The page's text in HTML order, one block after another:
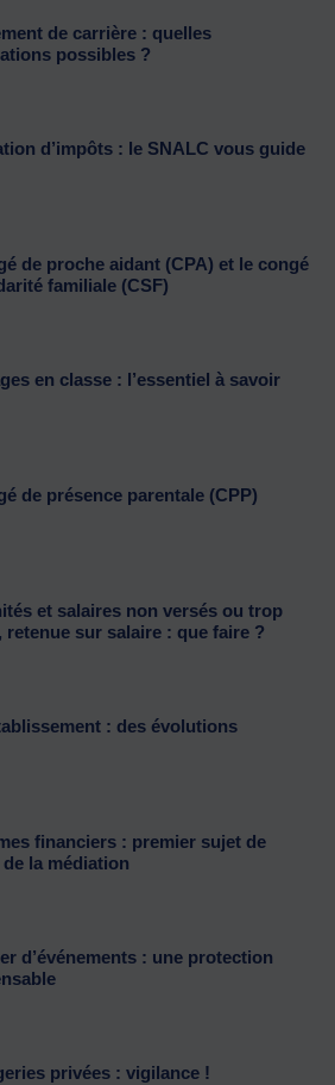
de carrière : quelles
possibles ?
d’impôts : le SNALC vous guide
de proche aidant (CPA) et le congé
familiale (CSF)
en classe : l’essentiel à savoir
de présence parentale (CPP)
et salaires non versés ou trop
retenue sur salaire : que faire ?
: des évolutions
financiers : premier sujet de
la médiation
d’événements : une protection
privées : vigilance !